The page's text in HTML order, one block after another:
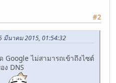
#2
มีนาคม 2015, 01:54:32
ไม่สามารถเข้าถึงไซต์
ง DNS